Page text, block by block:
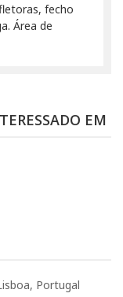
fecho
Área de
EM
Portugal